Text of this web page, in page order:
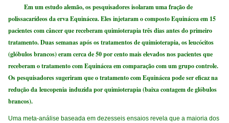
Em um estudo alemão, os pesquisadores isolaram uma fração de
polissacarídeos da erva Equinácea. Eles injetaram o composto Equinácea em 15
pacientes com câncer que receberam quimioterapia três dias antes do primeiro
tratamento. Duas semanas após os tratamentos de quimioterapia, os leucócitos
(glóbulos brancos) eram cerca de 50 por cento mais elevados nos pacientes que
receberam o tratamento com Equinácea em comparação com um grupo controle.
Os pesquisadores sugeriram que o tratamento com Equinácea pode ser eficaz na
redução da leucopenia induzida por quimioterapia (baixa contagem de glóbulos
brancos).
Uma meta-análise baseada em dezesseis ensaios revela que a maioria dos